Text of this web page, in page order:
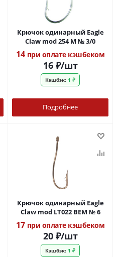
Крючок одинарный Eagle
Claw mod 254 М № 3/0
14 при оплате кэшбеком
16₽/шт
Кэшбэк: 1 ₽
Подробнее
Крючок одинарный Eagle
Claw mod LT022 BEM № 6
17 при оплате кэшбеком
20₽/шт
Кэшбэк: 1 ₽